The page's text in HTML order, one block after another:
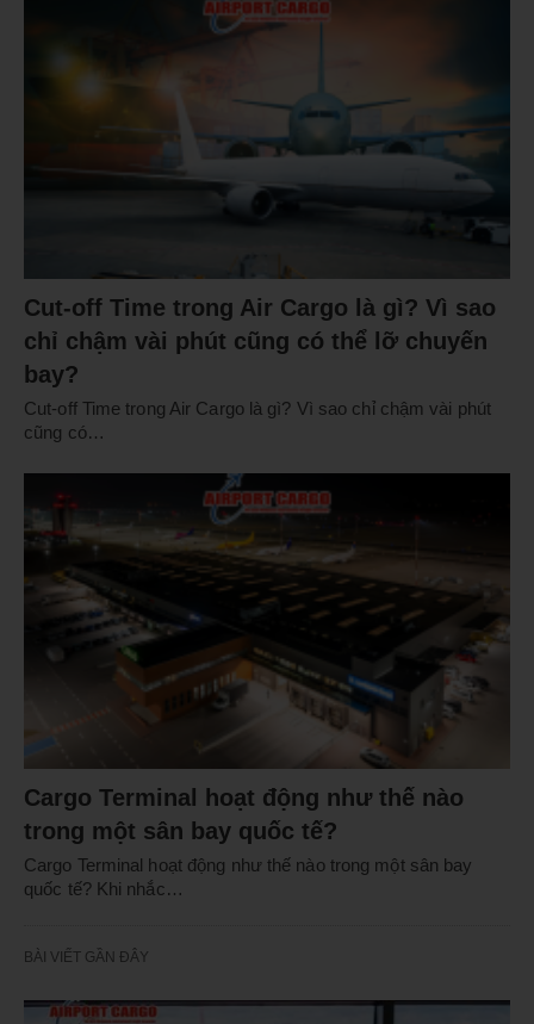
Cut-off Time trong Air Cargo là gì? Vì sao
chỉ chậm vài phút cũng có thể lỡ chuyến
bay?
Cut-off Time trong Air Cargo là gì? Vì sao chỉ chậm vài phút
cũng có…
Cargo Terminal hoạt động như thế nào
trong một sân bay quốc tế?
Cargo Terminal hoạt động như thế nào trong một sân bay
quốc tế? Khi nhắc…
BÀI VIẾT GẦN ĐÂY